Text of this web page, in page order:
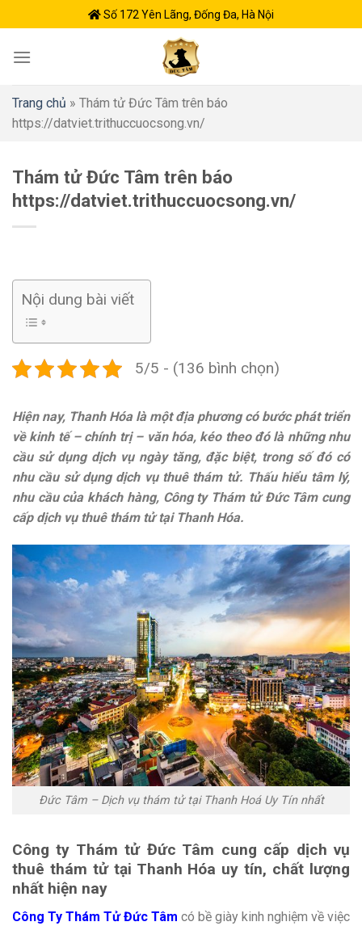
to
content
Số 172 Yên Lãng, Đống Đa, Hà Nội
Trang chủ » Thám tử Đức Tâm trên báo
https://datviet.trithuccuocsong.vn/
Thám tử Đức Tâm trên báo
https://datviet.trithuccuocsong.vn/
Nội dung bài viết
5/5 - (136 bình chọn)
Hiện nay, Thanh Hóa là một địa phương có bước phát triển
về kinh tế – chính trị – văn hóa, kéo theo đó là những nhu
cầu sử dụng dịch vụ ngày tăng, đặc biệt, trong số đó có
nhu cầu sử dụng dịch vụ thuê thám tử. Thấu hiểu tâm lý,
nhu cầu của khách hàng, Công ty Thám tử Đức Tâmcung
cấp dịch vụ thuê thám tử tại Thanh Hóa.
Đức Tâm – Dịch vụ thám tử tại Thanh Hoá Uy Tín nhất
Công ty Thám tử Đức Tâm cung cấp dịch vụ
thuê thám tử tại Thanh Hóa uy tín, chất lượng
nhất hiện nay
Công Ty Thám Tử Đức Tâm có bề giày kinh nghiệm về việc